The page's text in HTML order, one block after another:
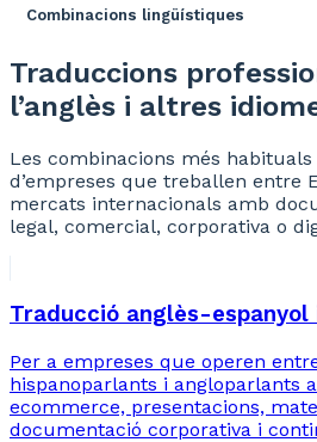
Combinacions lingüístiques
Traduccions
l’anglès i altres
Les combinacions més habituals
d’empreses que treballen entre
mercats internacionals amb
legal, comercial, corporativa o
Traducció anglès-
Per a empreses que operen
hispanoparlants i angloparlants
ecommerce, presentacions,
documentació corporativa i